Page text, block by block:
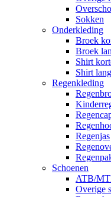
Sokken
Onderkleding
Broek
Broek
Shirt
Shirt
Regenkleding
Regenjas
Schoenen
ATB/
Overige